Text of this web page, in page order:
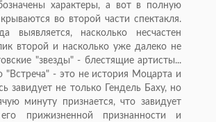
характеры, а вот в полную
во второй части спектакля.
выявляется, насколько несчастен
второй и насколько уже далеко не
"звезды" - блестящие артисты...
"Встреча" - это не история Моцарта и
завидует не только Гендель Баху, но
минуту признается, что завидует
прижизненной признанности и